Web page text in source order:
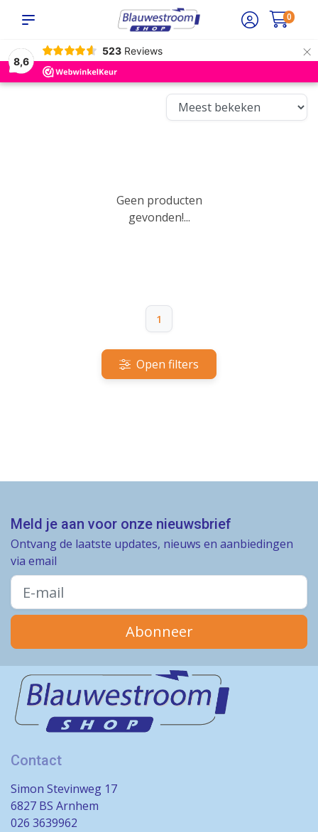
8,6
523 Reviews ×
0
Geen producten
gevonden!...
1
Open filters
Meld je aan voor onze nieuwsbrief
Ontvang de laatste updates, nieuws en aanbiedingen
via email
Abonneer
Contact
Simon Stevinweg 17
6827 BS Arnhem
026 3639962